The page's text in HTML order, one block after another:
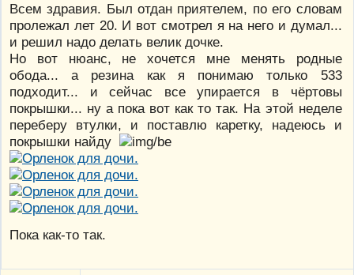
Всем здравия. Был отдан приятелем, по его словам
пролежал лет 20. И вот смотрел я на него и думал...
и решил надо делать велик дочке.
Но вот нюанс, не хочется мне менять родные
обода... а резина как я понимаю только 533
подходит... и сейчас все упирается в чёртовы
покрышки... ну а пока вот как то так. На этой неделе
переберу втулки, и поставлю каретку, надеюсь и
покрышки найду
Пока как-то так.